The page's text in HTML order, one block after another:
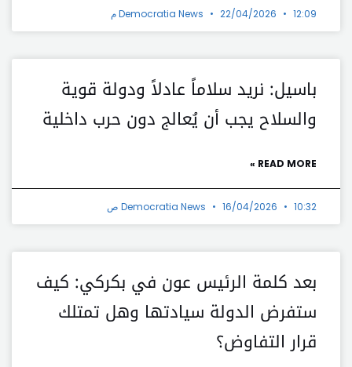
Democratia News 22/04/2026 12:09 م
باسيل: نريد سلاماً عادلاً ودولة قوية
والسلاح يجب أن يُعالج دون حرب داخلية
READ MORE »
Democratia News 16/04/2026 10:32 ص
بعد كلمة الرئيس عون في بكركي: كيف
ستفرض الدولة سيادتها وهل تمتلك
قرار التفاوض؟